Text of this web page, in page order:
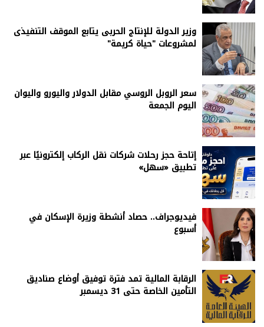
وزير الدولة للإنتاج الحربى يتابع الموقف التنفيذى
لمشروعات "حياة كريمة"
سعر الروبل الروسي مقابل الدولار واليورو واليوان
اليوم الجمعة
إتاحة حجز رحلات شركات نقل الركاب إلكترونيًا عبر
تطبيق «سهل»
فيديوجراف.. حصاد أنشطة وزيرة الإسكان في
أسبوع
الرقابة المالية تمد فترة توفيق أوضاع صناديق
التأمين الخاصة حتى 31 ديسمبر